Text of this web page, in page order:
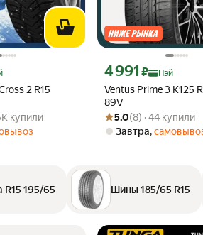
2 R15
Пэй 3870 ₽ вместо
из 5
купили
купили
Ventus Prime 3 K125
89V
Цена с картой Яндекс
4 991 ₽ Пэй
Рейтинг товара: 5.0 из 5
Оценок: (8) · 44 купили
5.0(8) · 44 купили
Завтра,
R15 195/65 Шины 185/65 R15